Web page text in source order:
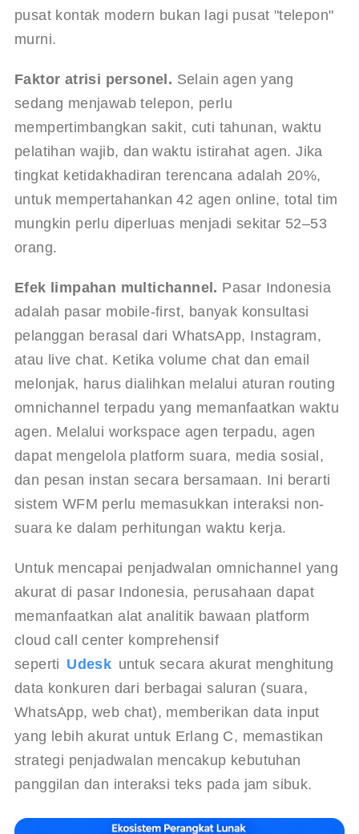
pusat kontak modern bukan lagi pusat "telepon"
murni.
Faktor atrisi personel. Selain agen yang
sedang menjawab telepon, perlu
mempertimbangkan sakit, cuti tahunan, waktu
pelatihan wajib, dan waktu istirahat agen. Jika
tingkat ketidakhadiran terencana adalah 20%,
untuk mempertahankan 42 agen online, total tim
mungkin perlu diperluas menjadi sekitar 52–53
orang.
Efek limpahan multichannel. Pasar Indonesia
adalah pasar mobile-first, banyak konsultasi
pelanggan berasal dari WhatsApp, Instagram,
atau live chat. Ketika volume chat dan email
melonjak, harus dialihkan melalui aturan routing
omnichannel terpadu yang memanfaatkan waktu
agen. Melalui workspace agen terpadu, agen
dapat mengelola platform suara, media sosial,
dan pesan instan secara bersamaan. Ini berarti
sistem WFM perlu memasukkan interaksi non-
suara ke dalam perhitungan waktu kerja.
Untuk mencapai penjadwalan omnichannel yang
akurat di pasar Indonesia, perusahaan dapat
memanfaatkan alat analitik bawaan platform
cloud call center komprehensif
seperti Udesk untuk secara akurat menghitung
data konkuren dari berbagai saluran (suara,
WhatsApp, web chat), memberikan data input
yang lebih akurat untuk Erlang C, memastikan
strategi penjadwalan mencakup kebutuhan
panggilan dan interaksi teks pada jam sibuk.